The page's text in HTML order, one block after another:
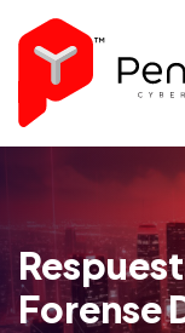
Forense